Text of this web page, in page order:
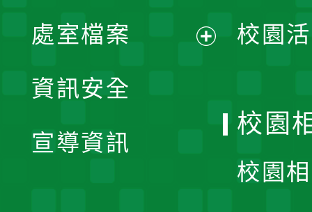
單
處室檔案
資訊安全
宣導資訊
校園
校園
校園